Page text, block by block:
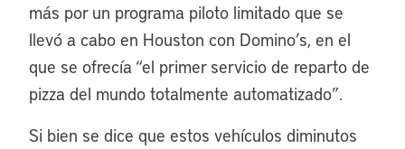
más por un programa piloto limitado que se
llevó a cabo en Houston con Domino’s, en el
que se ofrecía “el primer servicio de reparto de
pizza del mundo totalmente automatizado”.
Si bien se dice que estos vehículos diminutos